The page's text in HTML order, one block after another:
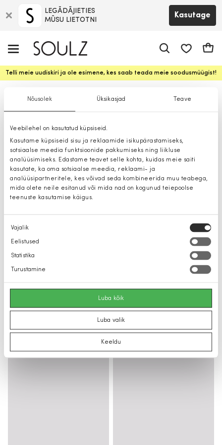
Nõusolek Üksikasjad Teave
Veebilehel on kasutatud küpsiseid.
Kasutame küpsiseid sisu ja reklaamide isikupärastamiseks,
sotsiaalse meedia funktsioonide pakkumiseks ning liikluse
analüüsimiseks. Edastame teavet selle kohta, kuidas meie saiti
kasutate, ka oma sotsiaalse meedia, reklaami- ja
analüüsipartneritele, kes võivad seda kombineerida muu teabega,
mida olete neile esitanud või mida nad on kogunud teiepoolse
teenuste kasutamise käigus.
Nõusoleku
valik
Vajalik
Eelistused
Statistika
Turustamine
Luba kõik
Luba valik
Keeldu
LEGĀDĀJIETIES
MŪSU LIETOTNI
Kasutage
Telli meie uudiskiri ja ole esimene, kes saab teada meie soodusmüügist!
Džemprid